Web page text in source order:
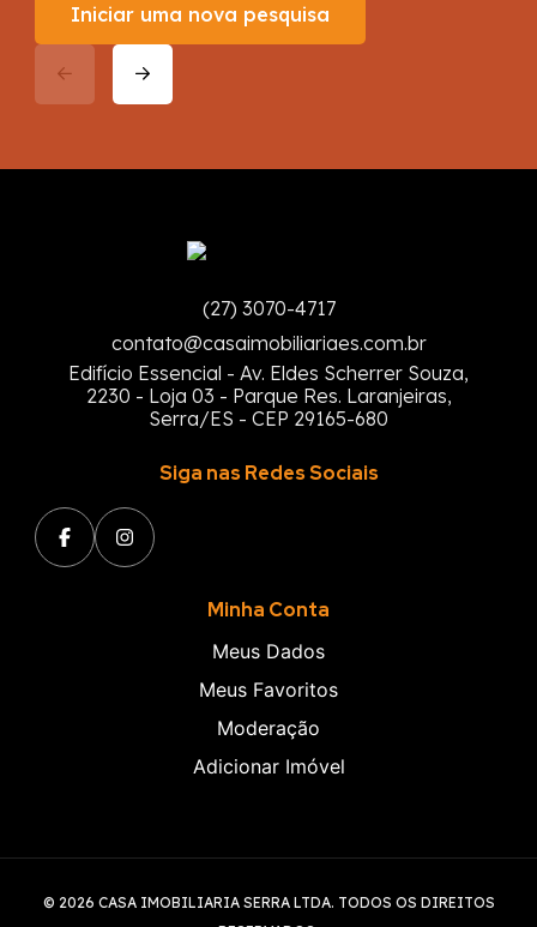
Iniciar uma nova pesquisa
(27) 3070-4717
contato@casaimobiliariaes.com.br
Edifício Essencial - Av. Eldes Scherrer Souza,
2230 - Loja 03 - Parque Res. Laranjeiras,
Serra/ES - CEP 29165-680
Minha Conta
Meus Dados
Meus Favoritos
Moderação
Adicionar Imóvel
Siga nas Redes Sociais
© 2026 CASA IMOBILIARIA SERRA LTDA. TODOS OS DIREITOS